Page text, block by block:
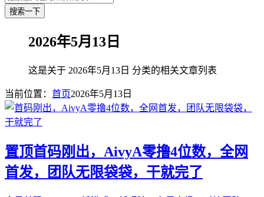
搜索一下
2026年5月13日
这是关于 2026年5月13日 分类的相关文章列表
当前位置： 首页2026年5月13日
置顶首码刚出，AivyA零撸4位数，全网
首发，团队无限袋袋，干就完了